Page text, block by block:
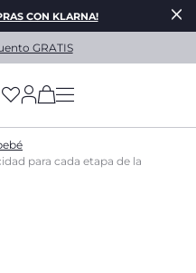
CON KLARNA!
partir de 30€
(has more options
para cada etapa de la